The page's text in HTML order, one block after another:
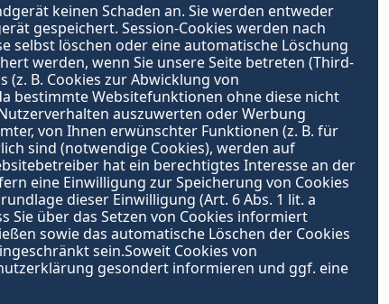
keinen Schaden an. Sie werden entweder
gespeichert. Session-Cookies werden nach
selbst löschen oder eine automatische Löschung
werden, wenn Sie unsere Seite betreten (Third-
B. Cookies zur Abwicklung von
bestimmte Websitefunktionen ohne diese nicht
auszuwerten oder Werbung
von Ihnen erwünschter Funktionen (z. B. für
sind (notwendige Cookies), werden auf
hat ein berechtigtes Interesse an der
eine Einwilligung zur Speicherung von Cookies
dieser Einwilligung (Art. 6 Abs. 1 lit. a
Sie über das Setzen von Cookies informiert
sowie das automatische Löschen der Cookies
sein.Soweit Cookies von
gesondert informieren und ggf. eine